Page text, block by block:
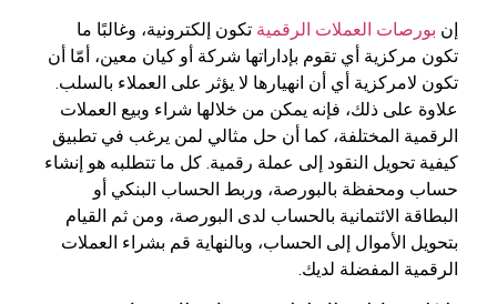
إن بورصات العملات الرقمية تكون إلكترونية، وغالبًا ما
تكون مركزية أي تقوم بإداراتها شركة أو كيان معين، أمّا أن
تكون لامركزية أي أن انهيارها لا يؤثر على العملاء بالسلب.
علاوة على ذلك، فإنه يمكن من خلالها شراء وبيع العملات
الرقمية المختلفة، كما أن حل مثالي لمن يرغب في تطبيق
كيفية تحويل النقود إلى عملة رقمية. كل ما تتطلبه هو إنشاء
حساب ومحفظة بالبورصة، وربط الحساب البنكي أو
البطاقة الائتمانية بالحساب لدى البورصة، ومن ثم القيام
بتحويل الأموال إلى الحساب، وبالنهاية قم بشراء العملات
الرقمية المفضلة لديك.